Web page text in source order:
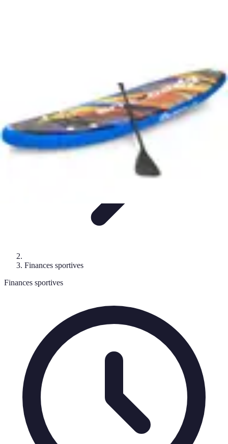
Finances sportives
Finances sportives